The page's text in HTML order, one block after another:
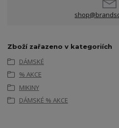
Zboží zařazeno v kategoriích
DÁMSKÉ
% AKCE
MIKINY
DÁMSKÉ % AKCE